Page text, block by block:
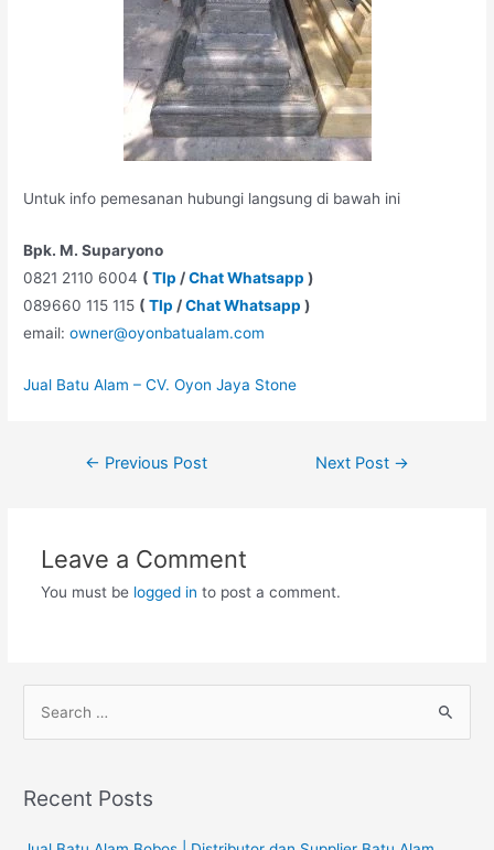
Untuk info pemesanan hubungi langsung di bawah ini
Bpk. M. Suparyono
0821 2110 6004 (Tlp /Chat Whatsapp )
089660 115 115 (Tlp /Chat Whatsapp )
email:owner@oyonbatualam.com
Jual Batu Alam – CV. Oyon Jaya Stone
Post← Previous Post Next Post →
Leave a Comment
You must be logged in to post a comment.
rRecent Posts